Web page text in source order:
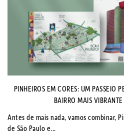
PINHEIROS EM CORES: UM PASSEIO
BAIRRO MAIS
Antes de mais nada, vamos combinar,
de São Paulo e...